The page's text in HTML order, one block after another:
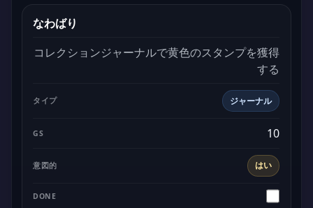
なわばり
コレクションジャーナルで黄色のスタンプを獲得
する
ジャーナル
はい
10